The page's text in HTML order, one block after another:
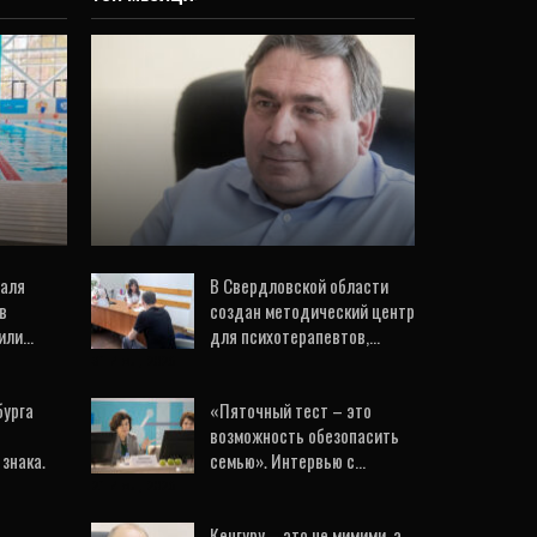
ИНТЕРВЬЮ
Не только сортировать,
но и мыть. Как уральцы
будут выбрасывать
мусор в ближайшем…
24 Июл, 2026
В Свердловской области
создан методический центр
для психотерапевтов,…
«Пяточный тест – это
возможность обезопасить
семью». Интервью с…